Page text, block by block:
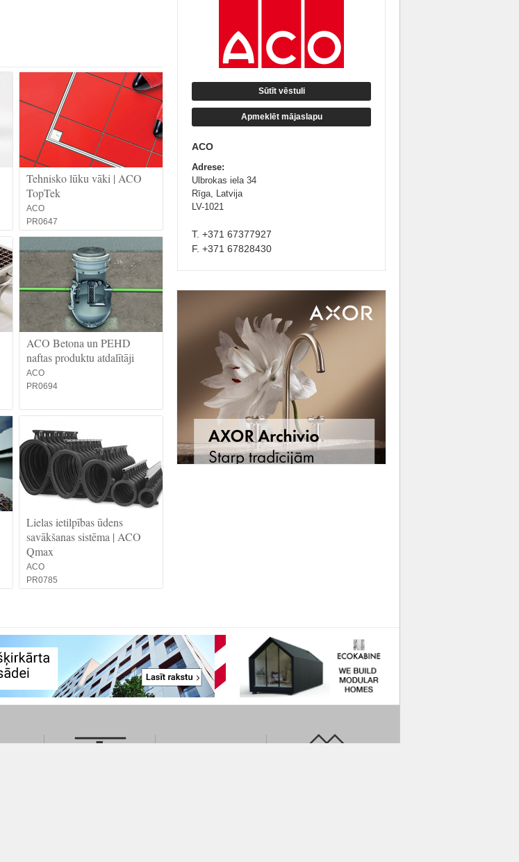
Tehnisko lūku vāki | ACO
TopTek
ACO
PR0647
ACO Betona un PEHD
naftas produktu atdalītāji
ACO
PR0694
Lielas ietilpības ūdens
savākšanas sistēma | ACO
Qmax
ACO
PR0785
Sūtīt vēstuli
Apmeklēt mājaslapu
ACO
Adrese:
Ulbrokas iela 34
Rīga, Latvija
LV-1021
T. +371 67377927
F. +371 67828430